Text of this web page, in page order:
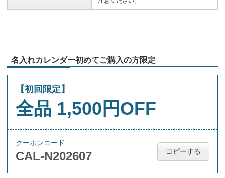
名入れカレンダー初めてご購入の方限定
【初回限定】
全品 1,500円OFF
クーポンコード
CAL-N202607 コピーする